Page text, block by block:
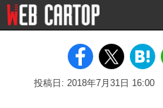
投稿日: 2018年7月31日 16:00